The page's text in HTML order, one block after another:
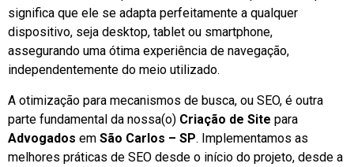
significa que ele se adapta perfeitamente a qualquer
dispositivo, seja desktop, tablet ou smartphone,
assegurando uma ótima experiência de navegação,
independentemente do meio utilizado.
A otimização para mecanismos de busca, ou SEO, é outra
parte fundamental da nossa(o) Criação de Site para
Advogados em São Carlos – SP. Implementamos as
melhores práticas de SEO desde o início do projeto, desde a